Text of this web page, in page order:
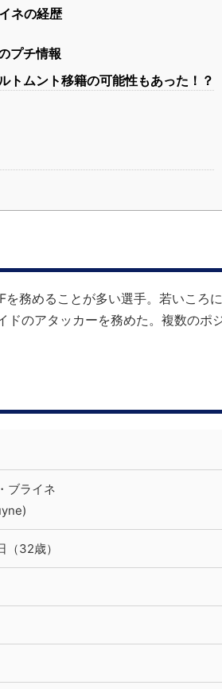
ネの経歴
プチ情報
トムント移籍の可能性もあった！？
務めることが多い選手。若いころ
のアタッカーを務めた。複数のポ
ブライネ
（32歳）